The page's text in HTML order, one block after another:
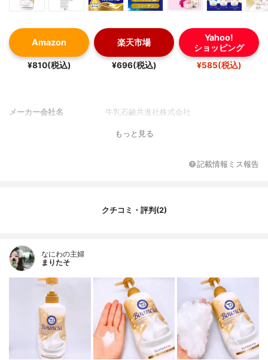
Amazon
¥810(税込)
楽天市場
¥696(税込)
Yahoo!
ショッピング
¥585(税込)
メーカー会社名 牛乳石鹼共進社株式会社
もっと見る
記載情報ミス報告
クチコミ・評判(2)
なにわの主婦
まりたそ